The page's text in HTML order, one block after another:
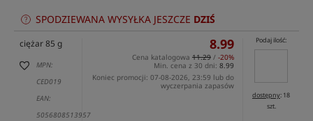
SPODZIEWANA WYSYŁKA JESZCZE DZIŚ
ciężar 85 g
MPN:
CED019
EAN:
5056808513957
8.99
Cena katalogowa 11.29 / -20%
Min. cena z 30 dni: 8.99
Koniec promocji: 07-08-2026, 23:59 lub do
wyczerpania zapasów
Podaj ilość:
dostępny: 18
szt.